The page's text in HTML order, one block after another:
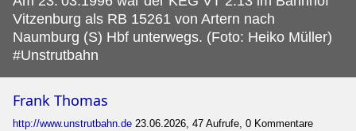
Vitzenburg als RB 15261 von Artern nach
Naumburg (S) Hbf unterwegs. (Foto: Heiko Müller)
#Unstrutbahn
Frank Thomas
http://www.unstrutbahn.de 23.06.2026, 47 Aufrufe, 0 Kommentare